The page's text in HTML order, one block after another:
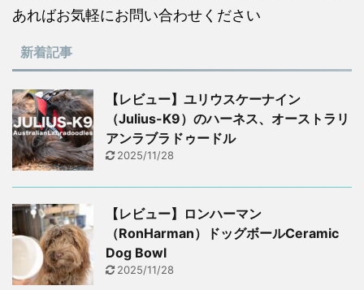
あればお気軽にお問い合わせください
新着記事
【レビュー】ユリウスケーナイン
（Julius-K9）のハーネス、オーストラリ
アンラブラドゥードル
2025/11/28
【レビュー】ロンハーマン
（RonHarman）ドッグボールCeramic
Dog Bowl
2025/11/28